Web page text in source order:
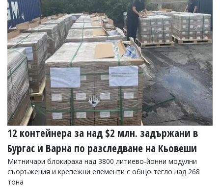
Коментарите
под
статиите
се
въвеждат
от
читателите
и
редакцията
не
носи
отговорност
за
тях!
Ако
откриете
обиден
за
вас
коментар,
моля
12 контейнера за над $2 млн. задържани в
Бургас и Варна по разследване на Кьовеши
Митничари блокираха над 3800 литиево-йонни модулни
съоръжения и крепежни елементи с общо тегло над 268
тона